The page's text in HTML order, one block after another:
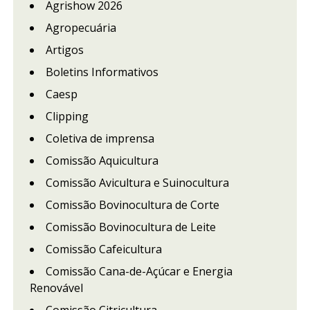
Agrishow 2026
Agropecuária
Artigos
Boletins Informativos
Caesp
Clipping
Coletiva de imprensa
Comissão Aquicultura
Comissão Avicultura e Suinocultura
Comissão Bovinocultura de Corte
Comissão Bovinocultura de Leite
Comissão Cafeicultura
Comissão Cana-de-Açúcar e Energia
Renovável